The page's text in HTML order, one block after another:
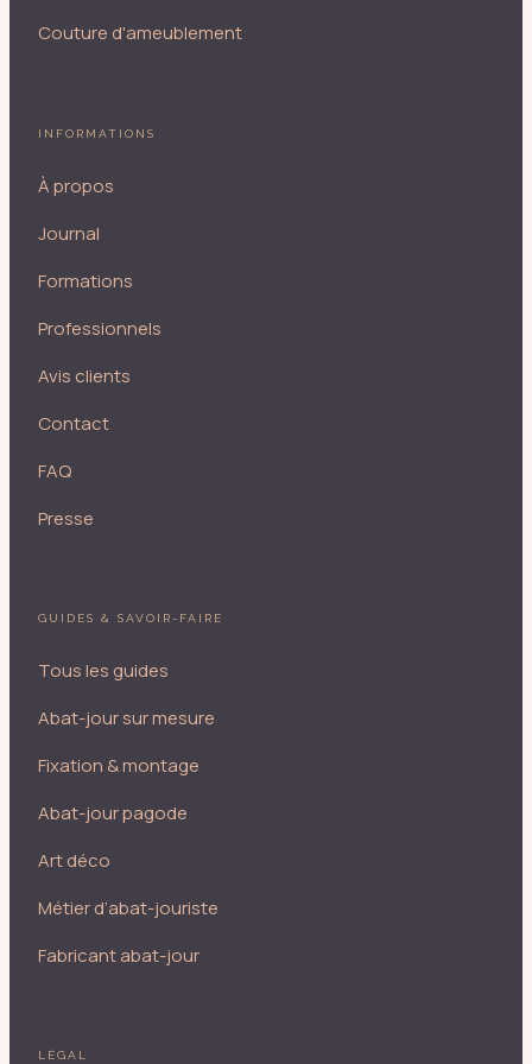
Couture d'ameublement
INFORMATIONS
À propos
Journal
Formations
Professionnels
Avis clients
Contact
FAQ
Presse
GUIDES & SAVOIR-FAIRE
Tous les guides
Abat-jour sur mesure
Fixation & montage
Abat-jour pagode
Art déco
Métier d’abat-jouriste
Fabricant abat-jour
LÉGAL